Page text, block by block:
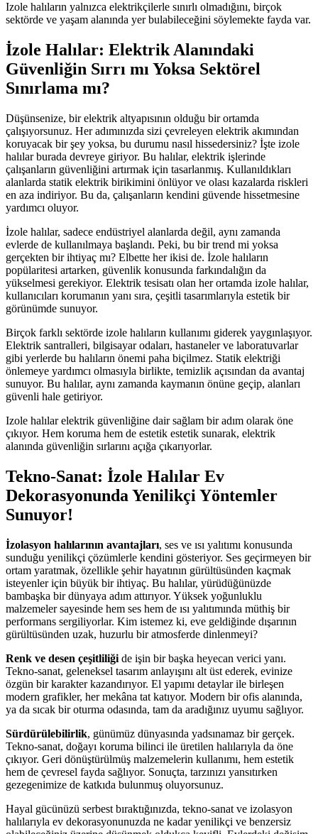
Izole halıların yalnızca elektrikçilerle sınırlı olmadığını, birçok
sektörde ve yaşam alanında yer bulabileceğini söylemekte fayda var.
İzole Halılar: Elektrik Alanındaki
Güvenliğin Sırrı mı Yoksa Sektörel
Sınırlama mı?
Düşünsenize, bir elektrik altyapısının olduğu bir ortamda
çalışıyorsunuz. Her adımınızda sizi çevreleyen elektrik akımından
koruyacak bir şey yoksa, bu durumu nasıl hissedersiniz? İşte izole
halılar burada devreye giriyor. Bu halılar, elektrik işlerinde
çalışanların güvenliğini artırmak için tasarlanmış. Kullanıldıkları
alanlarda statik elektrik birikimini önlüyor ve olası kazalarda riskleri
en aza indiriyor. Bu da, çalışanların kendini güvende hissetmesine
yardımcı oluyor.
İzole halılar, sadece endüstriyel alanlarda değil, aynı zamanda
evlerde de kullanılmaya başlandı. Peki, bu bir trend mi yoksa
gerçekten bir ihtiyaç mı? Elbette her ikisi de. İzole halıların
popülaritesi artarken, güvenlik konusunda farkındalığın da
yükselmesi gerekiyor. Elektrik tesisatı olan her ortamda izole halılar,
kullanıcıları korumanın yanı sıra, çeşitli tasarımlarıyla estetik bir
görünümde sunuyor.
Birçok farklı sektörde izole halıların kullanımı giderek yaygınlaşıyor.
Elektrik santralleri, bilgisayar odaları, hastaneler ve laboratuvarlar
gibi yerlerde bu halıların önemi paha biçilmez. Statik elektriği
önlemeye yardımcı olmasıyla birlikte, temizlik açısından da avantaj
sunuyor. Bu halılar, aynı zamanda kaymanın önüne geçip, alanları
güvenli hale getiriyor.
Izole halılar elektrik güvenliğine dair sağlam bir adım olarak öne
çıkıyor. Hem koruma hem de estetik estetik sunarak, elektrik
alanında güvenliğin sırlarını açığa çıkarıyorlar.
Tekno-Sanat: İzole Halılar Ev
Dekorasyonunda Yenilikçi Yöntemler
Sunuyor!
İzolasyon halılarının avantajları, ses ve ısı yalıtımı konusunda
sunduğu yenilikçi çözümlerle kendini gösteriyor. Ses geçirmeyen bir
ortam yaratmak, özellikle şehir hayatının gürültüsünden kaçmak
isteyenler için büyük bir ihtiyaç. Bu halılar, yürüdüğünüzde
bambaşka bir dünyaya adım attırıyor. Yüksek yoğunluklu
malzemeler sayesinde hem ses hem de ısı yalıtımında müthiş bir
performans sergiliyorlar. Kim istemez ki, eve geldiğinde dışarının
gürültüsünden uzak, huzurlu bir atmosferde dinlenmeyi?
Renk ve desen çeşitliliği de işin bir başka heyecan verici yanı.
Tekno-sanat, geleneksel tasarım anlayışını alt üst ederek, evinize
özgün bir karakter kazandırıyor. El yapımı detaylar ile birleşen
modern grafikler, her mekâna tat katıyor. Modern bir ofis alanında,
ya da sıcak bir oturma odasında, tam da aradığınız uyumu sağlıyor.
Sürdürülebilirlik, günümüz dünyasında yadsınamaz bir gerçek.
Tekno-sanat, doğayı koruma bilinci ile üretilen halılarıyla da öne
çıkıyor. Geri dönüştürülmüş malzemelerin kullanımı, hem estetik
hem de çevresel fayda sağlıyor. Sonuçta, tarzınızı yansıtırken
gezegenimize de katkıda bulunmuş oluyorsunuz.
Hayal gücünüzü serbest bıraktığınızda, tekno-sanat ve izolasyon
halılarıyla ev dekorasyonunuzda ne kadar yenilikçi ve benzersiz